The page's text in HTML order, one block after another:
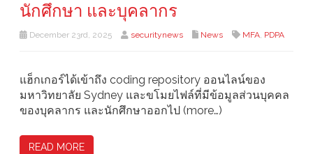
นักศึกษา และบุคลากร
December 23rd, 2025 securitynews News MFA, PDPA
แฮ็กเกอร์ได้เข้าถึง coding repository ออนไลน์ของ
มหาวิทยาลัย Sydney และขโมยไฟล์ที่มีข้อมูลส่วนบุคคล
ของบุคลากร และนักศึกษาออกไป (more…)
READ MORE